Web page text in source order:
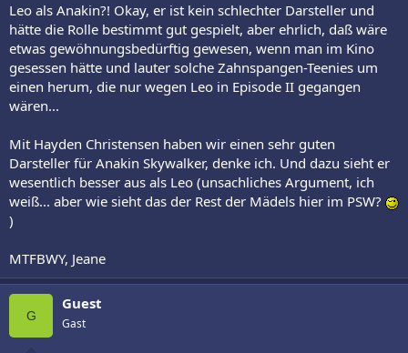
Leo als Anakin?! Okay, er ist kein schlechter Darsteller und
hätte die Rolle bestimmt gut gespielt, aber ehrlich, daß wäre
etwas gewöhnungsbedürftig gewesen, wenn man im Kino
gesessen hätte und lauter solche Zahnspangen-Teenies um
einen herum, die nur wegen Leo in Episode II gegangen
wären...
Mit Hayden Christensen haben wir einen sehr guten
Darsteller für Anakin Skywalker, denke ich. Und dazu sieht er
wesentlich besser aus als Leo (unsachliches Argument, ich
weiß... aber wie sieht das der Rest der Mädels hier im PSW?
)
MTFBWY, Jeane
G
Guest
Gast